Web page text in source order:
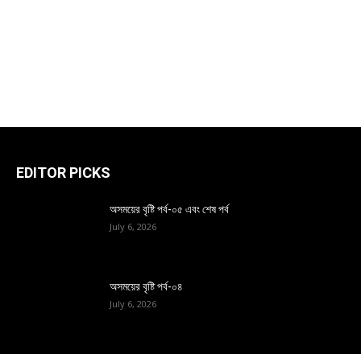
EDITOR PICKS
অসময়ের বৃষ্টি পর্ব-০৫ এবং শেষ পর্ব
July 6, 2026
অসময়ের বৃষ্টি পর্ব-০৪
July 6, 2026